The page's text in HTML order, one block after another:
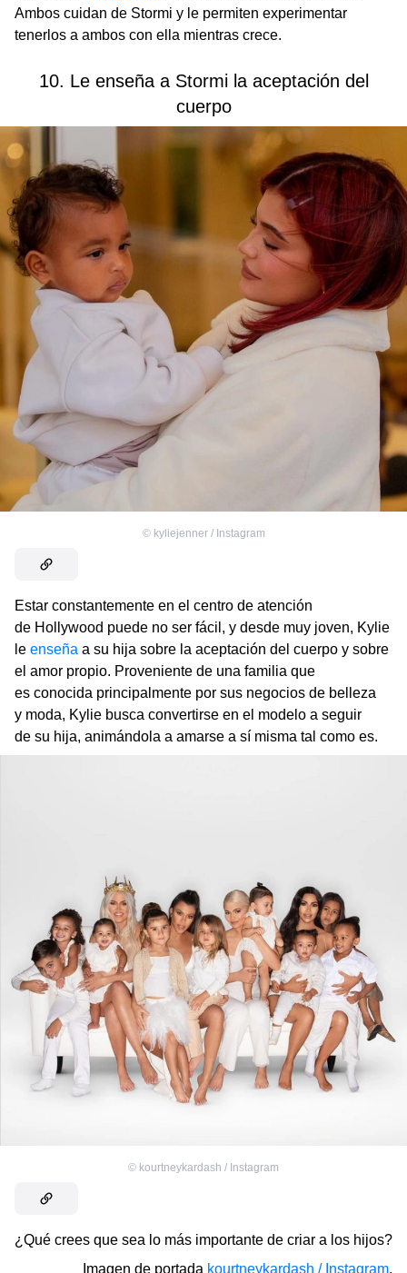
Ambos cuidan de Stormi y le permiten experimentar
tenerlos a ambos con ella mientras crece.
10. Le enseña a Stormi la aceptación del
cuerpo
© kyliejenner / Instagram
Estar constantemente en el centro de atención
de Hollywood puede no ser fácil, y desde muy joven, Kylie
le enseña a su hija sobre la aceptación del cuerpo y sobre
el amor propio. Proveniente de una familia que
es conocida principalmente por sus negocios de belleza
y moda, Kylie busca convertirse en el modelo a seguir
de su hija, animándola a amarse a sí misma tal como es.
© kourtneykardash / Instagram
¿Qué crees que sea lo más importante de criar a los hijos?
Imagen de portada kourtneykardash / Instagram,